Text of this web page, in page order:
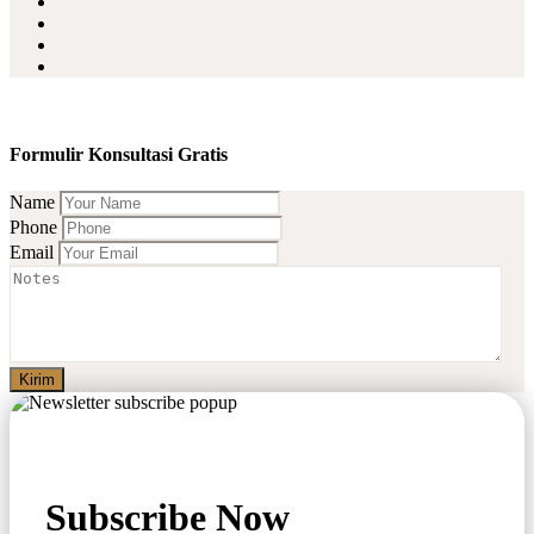
Formulir Konsultasi Gratis
Name
Phone
Email
Kirim
Subscribe Now